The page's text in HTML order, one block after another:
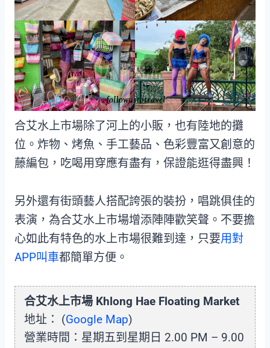
合艾水上市場除了河上的小販，也有陸地的攤
位。炸物、烤魚、手工藝品、色彩豐富又創意的
藤編包，吃喝用穿應有盡有，保證能逛得盡興！
另外還有街頭藝人搭配誇張的裝扮，唱跳俱佳的
表演，為合艾水上市場增添陣陣歡笑聲。不要擔
心如此有特色的水上市場很難到達，只要用對
APP叫車都簡單方便。
合艾水上市場 Khlong Hae Floating Market
地址： (Google Map)
營業時間：星期五到星期日 2.00 PM – 9.00